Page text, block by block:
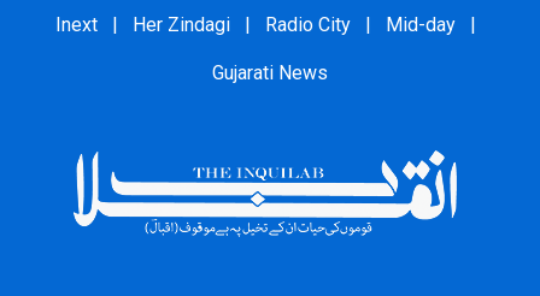
Inext Her Zindagi Radio City Mid-day
Gujarati News